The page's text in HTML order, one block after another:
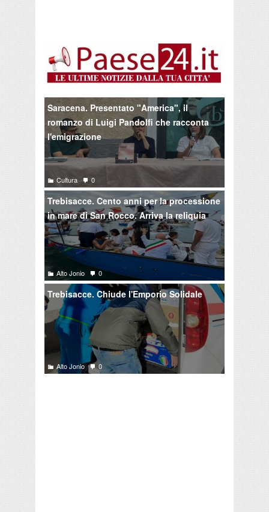
Saracena. Presentato "America", il
romanzo di Luigi Pandolfi che racconta
l'emigrazione
Cultura 0
Trebisacce. Cento anni per la processione
in mare di San Rocco. Arriva la reliquia
Alto Jonio 0
Trebisacce. Chiude l'Emporio Solidale
Alto Jonio 0